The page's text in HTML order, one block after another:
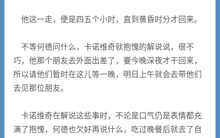
他这一走，便是四五个小时，直到黄昏时分才回来。
不等何德问什么，卡诺维奇就抱愧的解说说，很不
巧，他那个朋友去外面出差了，要今晚深夜才干回来，
所以请他们暂时在这儿等一晚，明日上午就会去带他们
去见那位朋友。
卡诺维奇在解说这些事时，不论是口气仍是表情都充
满了抱愧，何德也欠好再说什么，吃过晚餐后就去了自